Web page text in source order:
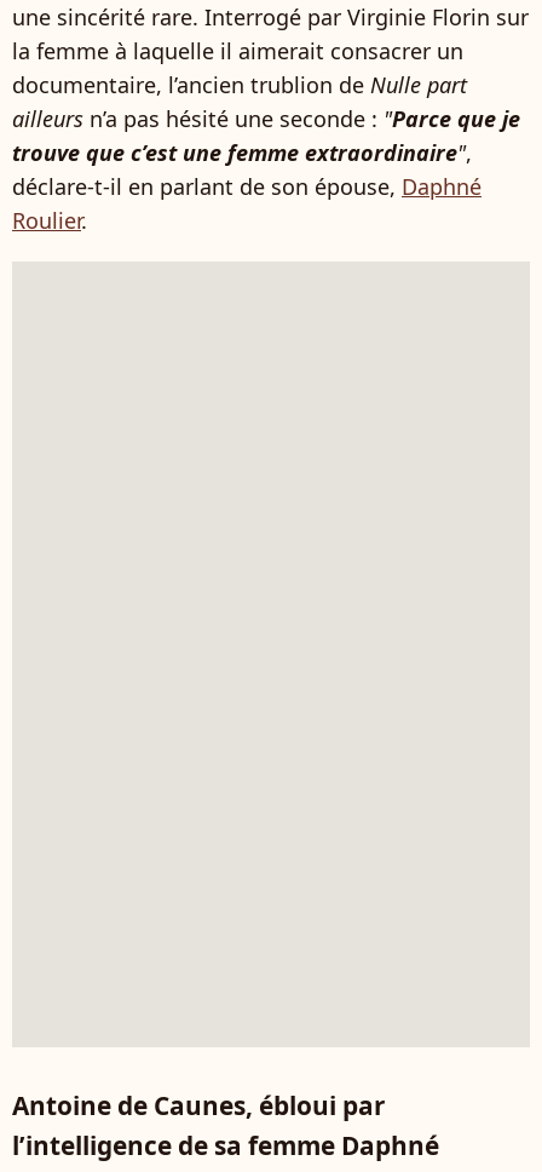
une sincérité rare. Interrogé par Virginie Florin sur
la femme à laquelle il aimerait consacrer un
documentaire, l’ancien trublion de Nulle part
ailleurs n’a pas hésité une seconde : "Parce que je
trouve que c’est une femme extraordinaire",
déclare-t-il en parlant de son épouse, Daphné
Roulier.
Antoine de Caunes, ébloui par
l’intelligence de sa femme Daphné